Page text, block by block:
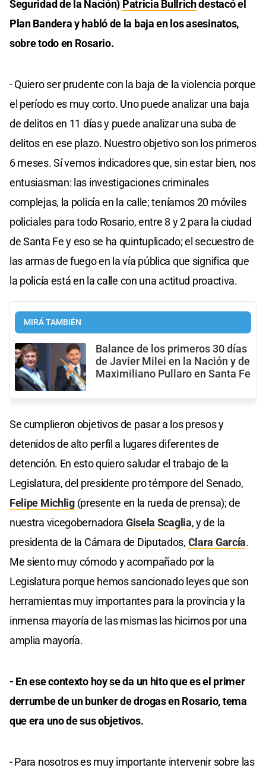
Seguridad de la Nación) Patricia Bullrichdestacó el
Plan Bandera y habló de la baja en los asesinatos,
sobre todo en Rosario.
- Quiero ser prudente con la baja de la violencia porque
el período es muy corto. Uno puede analizar una baja
de delitos en 11 días y puede analizar una suba de
delitos en ese plazo. Nuestro objetivo son los primeros
6 meses. Sí vemos indicadores que, sin estar bien, nos
entusiasman: las investigaciones criminales
complejas, la policía en la calle; teníamos 20 móviles
policiales para todo Rosario, entre 8 y 2 para la ciudad
de Santa Fe y eso se ha quintuplicado; el secuestro de
las armas de fuego en la vía pública que significa que
la policía está en la calle con una actitud proactiva.
MIRÁ TAMBIÉN
Balance de los primeros 30 días
de Javier Milei en la Nación y de
Maximiliano Pullaro en Santa Fe
Se cumplieron objetivos de pasar a los presos y
detenidos de alto perfil a lugares diferentes de
detención. En esto quiero saludar el trabajo de la
Legislatura, del presidente pro témpore del Senado,
Felipe Michlig(presente en la rueda de prensa); de
nuestra vicegobernadora Gisela Scaglia, y de la
presidenta de la Cámara de Diputados, Clara García.
Me siento muy cómodo y acompañado por la
Legislatura porque hemos sancionado leyes que son
herramientas muy importantes para la provincia y la
inmensa mayoría de las mismas las hicimos por una
amplia mayoría.
- En ese contexto hoy se da un hito que es el primer
derrumbe de un bunker de drogas en Rosario, tema
que era uno de sus objetivos.
- Para nosotros es muy importante intervenir sobre las